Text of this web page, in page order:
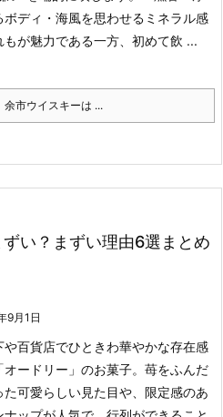
ディ ・海風を思わせるミネラル感
もが魅力である一方、初めて飲 ...
余市ウイスキーは ...
い？まずい理由6選まとめ
9月1日
や百貨店でひときわ華やかな存在感
ードリー」のお菓子。 苺をふんだ
た可愛らしい見た目や、限定感のあ